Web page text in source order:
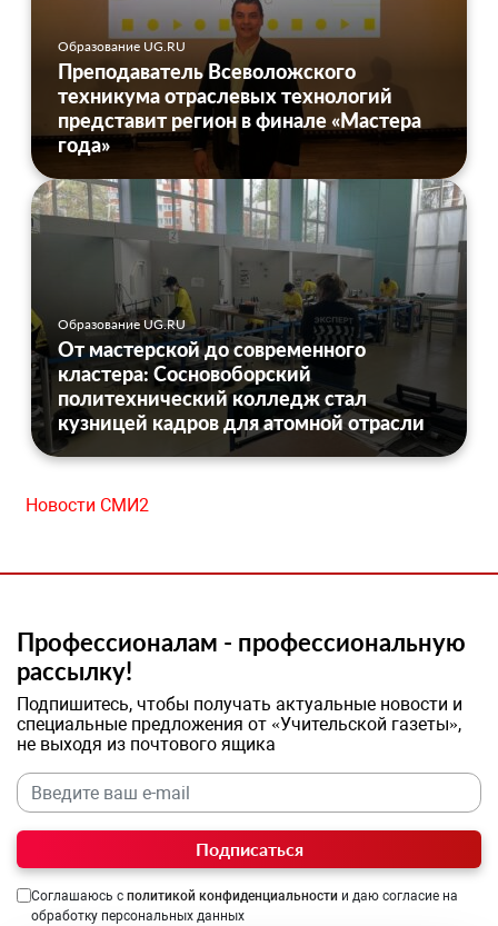
Образование UG.RU
Преподаватель Всеволожского
техникума отраслевых технологий
представит регион в финале «Мастера
года»
Образование UG.RU
От мастерской до современного
кластера: Сосновоборский
политехнический колледж стал
кузницей кадров для атомной отрасли
Новости СМИ2
Профессионалам - профессиональную
рассылку!
Подпишитесь, чтобы получать актуальные новости и
специальные предложения от «Учительской газеты»,
не выходя из почтового ящика
Подписаться
Соглашаюсь с политикой конфиденциальности и даю согласие на
обработку персональных данных